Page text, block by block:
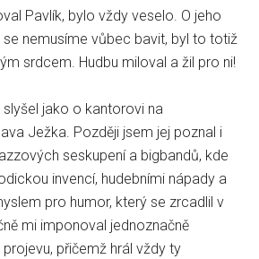
Pavlík, bylo vždy veselo. O jeho
nemusíme vůbec bavit, byl to totiž
srdcem. Hudbu miloval a žil pro ni!
jako o kantorovi na
Ježka. Později jsem jej poznal i
seskupení a bigbandů, kde
invencí, hudebními nápady a
pro humor, který se zrcadlil v
mi imponoval jednoznačně
přičemž hrál vždy ty